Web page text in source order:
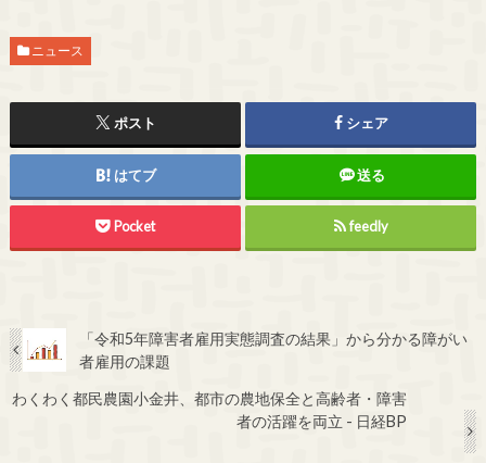
ニュース
ポスト シェア
はてブ 送る
Pocket feedly
「令和5年障害者雇用実態調査の結果」から分かる障がい
者雇用の課題
わくわく都民農園小金井、都市の農地保全と高齢者・障害
者の活躍を両立 - 日経BP